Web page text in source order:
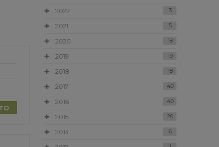
2022 3
2021 5
2020 18
2019 19
2018 18
2017 40
2016 40
2015 20
2014 6